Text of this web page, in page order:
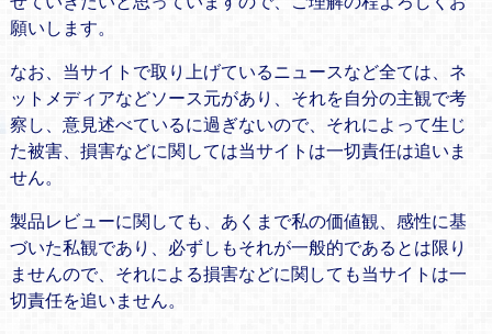
願いします。
なお、当サイトで取り上げているニュースなど全ては、ネ
ットメディアなどソース元があり、それを自分の主観で考
察し、意見述べているに過ぎないので、それによって生じ
た被害、損害などに関しては当サイトは一切責任は追いま
せん。
製品レビューに関しても、あくまで私の価値観、感性に基
づいた私観であり、必ずしもそれが一般的であるとは限り
ませんので、それによる損害などに関しても当サイトは一
切責任を追いません。